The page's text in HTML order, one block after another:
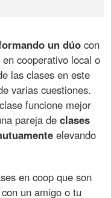
un dúo con
cooperativo local o
las clases en este
varias cuestiones.
funcione mejor
pareja declases
elevando
en coop que son
un amigo o tu